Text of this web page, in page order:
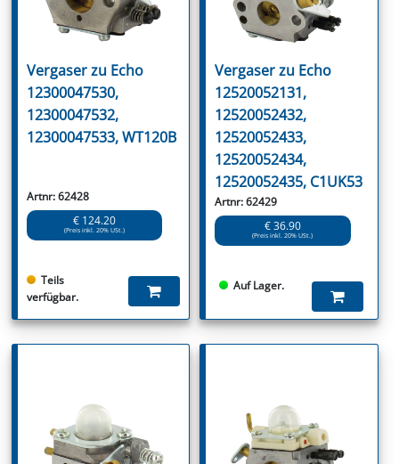
Vergaser zu Echo
12300047530,
12300047532,
12300047533, WT120B
Artnr: 62428
€ 124.20
(Preis inkl. 20% USt.)
Teils
verfügbar.
Vergaser zu Echo
12520052131,
12520052432,
12520052433,
12520052434,
12520052435, C1UK53
Artnr: 62429
€ 36.90
(Preis inkl. 20% USt.)
Auf Lager.